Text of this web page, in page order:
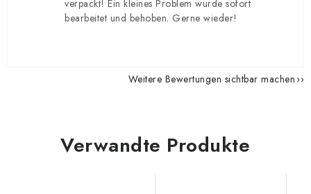
verpackt! Ein kleines Problem wurde sofort
bearbeitet und behoben. Gerne wieder!
Weitere Bewertungen sichtbar machen
Verwandte Produkte